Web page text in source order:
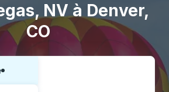
NV à Denver,
CO
ou un aller-retour: